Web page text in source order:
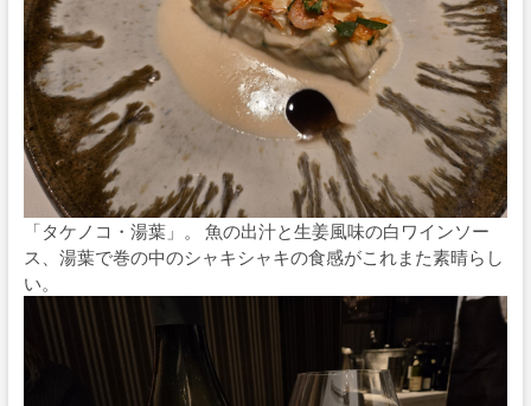
「タケノコ・湯葉」。 魚の出汁と生姜風味の白ワインソー
ス、湯葉で巻の中のシャキシャキの食感がこれまた素晴らし
い。